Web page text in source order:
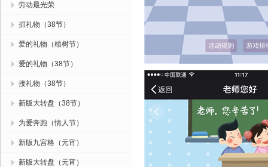
劳动最光荣
抓礼物（38节）
爱的礼物（植树节）
爱的礼物（38节）
接礼物（38节）
新版大转盘（38节）
为爱奔跑（情人节）
新版九宫格（元宵）
新版大转盘（元宵）